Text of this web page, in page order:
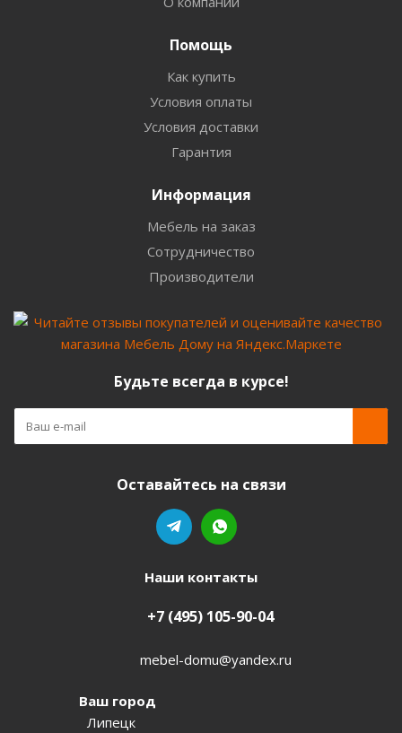
Помощь
Как купить
Условия оплаты
Условия доставки
Гарантия
Информация
Мебель на заказ
Сотрудничество
Производители
Будьте всегда в курсе!
Оставайтесь на связи
Наши контакты
+7 (495) 105-90-04
mebel-domu@yandex.ru
Ваш город
Липецк